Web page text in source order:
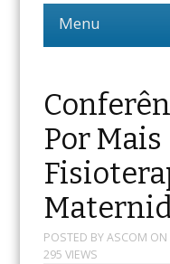
Por Mais
POSTED BYASCOM ON
295 VIEWS